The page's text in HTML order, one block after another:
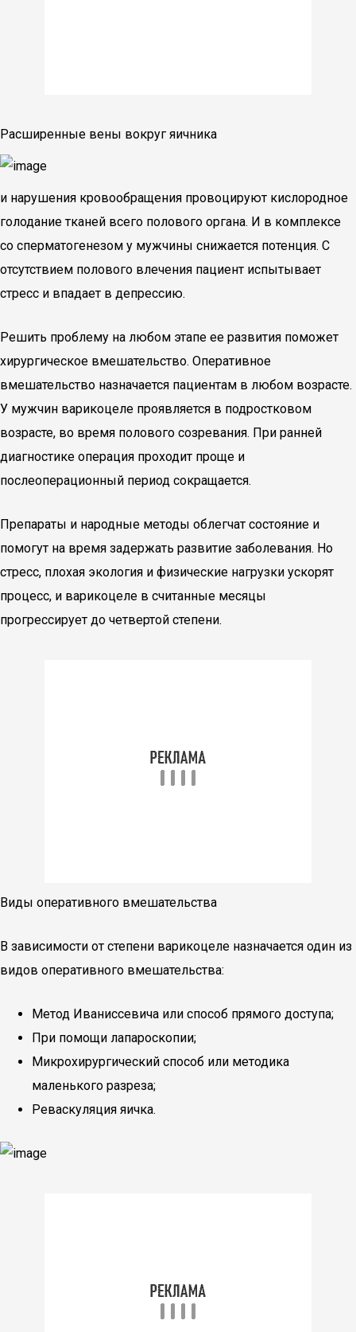
Расширенные вены вокруг яичника
и нарушения кровообращения провоцируют кислородное
голодание тканей всего полового органа. И в комплексе
со сперматогенезом у мужчины снижается потенция. С
отсутствием полового влечения пациент испытывает
стресс и впадает в депрессию.
Решить проблему на любом этапе ее развития поможет
хирургическое вмешательство. Оперативное
вмешательство назначается пациентам в любом возрасте.
У мужчин варикоцеле проявляется в подростковом
возрасте, во время полового созревания. При ранней
диагностике операция проходит проще и
послеоперационный период сокращается.
Препараты и народные методы облегчат состояние и
помогут на время задержать развитие заболевания. Но
стресс, плохая экология и физические нагрузки ускорят
процесс, и варикоцеле в считанные месяцы
прогрессирует до четвертой степени.
Виды оперативного вмешательства
В зависимости от степени варикоцеле назначается один из
видов оперативного вмешательства:
Метод Иваниссевича или способ прямого доступа;
При помощи лапароскопии;
Микрохирургический способ или методика
маленького разреза;
Реваскуляция яичка.